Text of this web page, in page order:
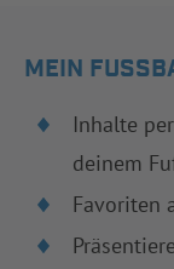
MEIN
Inhalte
deinem
Favoriten